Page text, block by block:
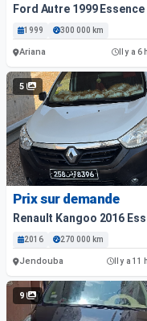
Ford Autre 1999 Essence
1999 300 000 km
Ariana Il y a 6
5
Prix sur demande
Renault Kangoo 2016
2016 270 000 km
Jendouba Il y a 11
9